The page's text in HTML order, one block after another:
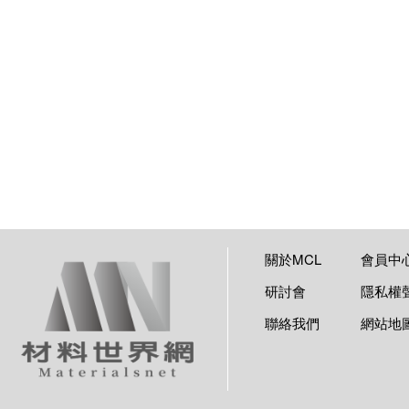
關於MCL
會員中
研討會
隱私權
聯絡我們
網站地